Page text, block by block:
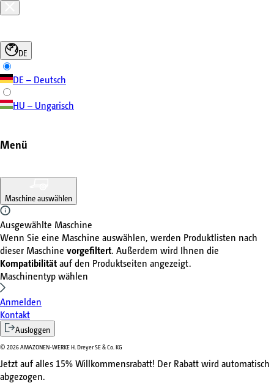
DE
DE – Deutsch
HU – Ungarisch
Menü
Maschine auswählen
Ausgewählte Maschine
Wenn Sie eine Maschine auswählen, werden Produktlisten nach
dieser Maschine vorgefiltert. Außerdem wird Ihnen die
Kompatibilitätauf den Produktseiten angezeigt.
Maschinentyp wählen
Anmelden
Kontakt
Ausloggen
© 2026AMAZONEN-WERKE H. Dreyer SE & Co. KG
Jetzt auf alles 15% Willkommensrabatt! Der Rabatt wird automatisch
abgezogen.